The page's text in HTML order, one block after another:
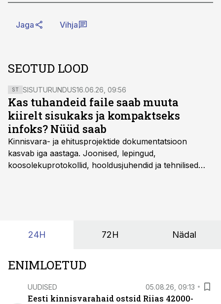
Jaga Vihja
SEOTUD LOOD
ST SISUTURUNDUS16.06.26, 09:56
Kas tuhandeid faile saab muuta
kiirelt sisukaks ja kompaktseks
infoks? Nüüd saab
Kinnisvara- ja ehitusprojektide dokumentatsioon
kasvab iga aastaga. Joonised, lepingud,
koosolekuprotokollid, hooldusjuhendid ja tehnilised
24H 72H Nädal
ENIMLOETUD
UUDISED 05.08.26, 09:13
Eesti kinnisvarahaid ostsid Riias 42000-